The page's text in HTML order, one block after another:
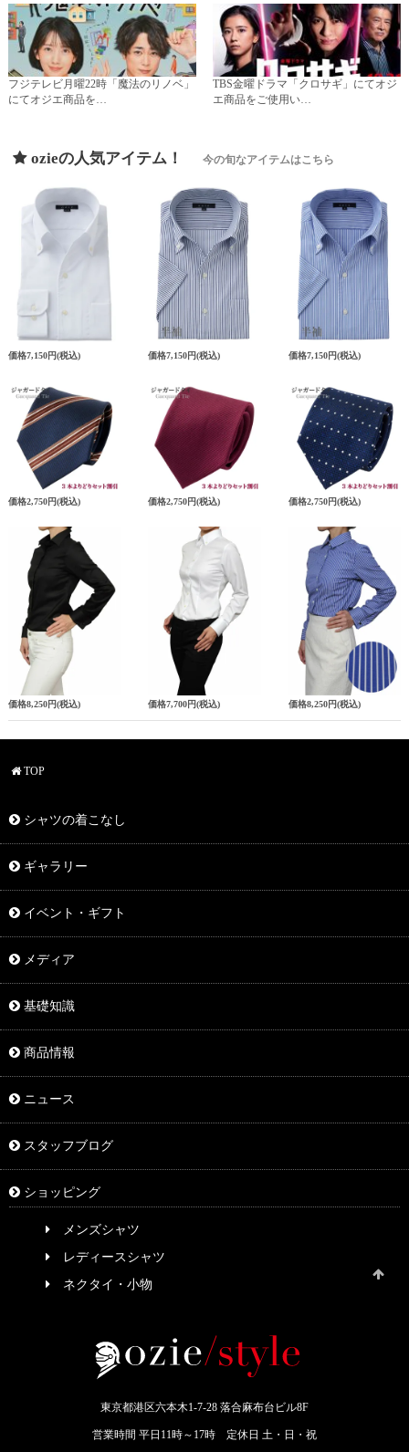
フジテレビ月曜22時「魔法のリノベ」
にてオジエ商品を…
TBS金曜ドラマ「クロサギ」にてオジ
エ商品をご使用い…
ozieの人気アイテム！ 今の旬なアイテムはこちら
価格7,150円(税込) 価格7,150円(税込) 価格7,150円(税込)
価格2,750円(税込) 価格2,750円(税込) 価格2,750円(税込)
価格8,250円(税込) 価格7,700円(税込) 価格8,250円(税込)
TOP
シャツの着こなし
ギャラリー
イベント・ギフト
メディア
基礎知識
商品情報
ニュース
スタッフブログ
ショッピング
メンズシャツ
レディースシャツ
ネクタイ・小物
東京都港区六本木1-7-28 落合麻布台ビル8F
営業時間 平日11時～17時 定休日 土・日・祝